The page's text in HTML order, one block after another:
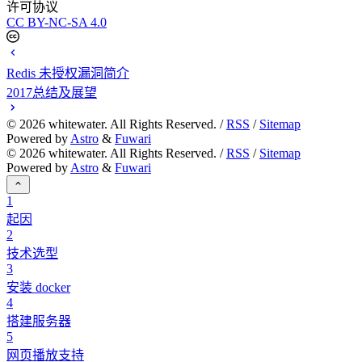
许可协议
CC BY-NC-SA 4.0
Redis 未授权漏洞简介
2017总结及展望
© 2026 whitewater. All Rights Reserved. /RSS / Sitemap
Powered by Astro & Fuwari
© 2026 whitewater. All Rights Reserved. /RSS / Sitemap
Powered by Astro & Fuwari
1
起因
2
技术选型
3
安装 docker
4
搭建服务器
5
网页播放支持